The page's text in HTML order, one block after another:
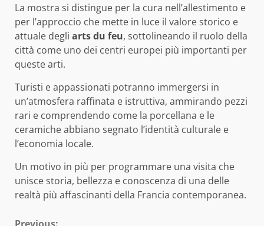
La mostra si distingue per la cura nell’allestimento e
per l’approccio che mette in luce il valore storico e
attuale degli arts du feu, sottolineando il ruolo della
città come uno dei centri europei più importanti per
queste arti.
Turisti e appassionati potranno immergersi in
un’atmosfera raffinata e istruttiva, ammirando pezzi
rari e comprendendo come la porcellana e le
ceramiche abbiano segnato l’identità culturale e
l’economia locale.
Un motivo in più per programmare una visita che
unisce storia, bellezza e conoscenza di una delle
realtà più affascinanti della Francia contemporanea.